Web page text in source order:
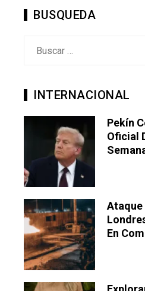
BUSQUEDA
INTERNACIONAL
Pekín
Oficial
Ataque
En